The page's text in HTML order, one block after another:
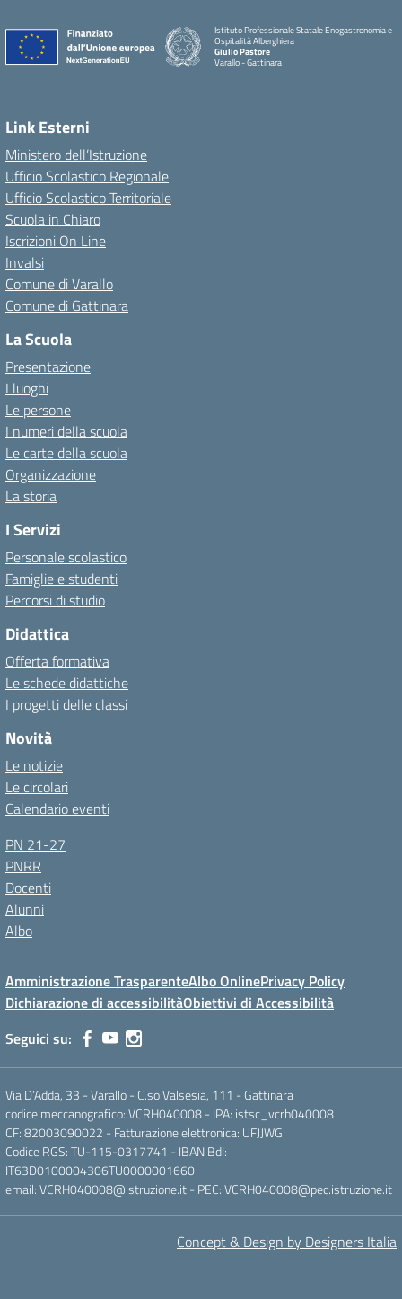
Istituto Professionale Statale Enogastronomia e
Ospitalità Alberghiera
Giulio Pastore
Varallo - Gattinara
Link Esterni
Ministero dell’Istruzione
Ufficio Scolastico Regionale
Ufficio Scolastico Territoriale
Scuola in Chiaro
Iscrizioni On Line
Invalsi
Comune di Varallo
Comune di Gattinara
La Scuola
Presentazione
I luoghi
Le persone
I numeri della scuola
Le carte della scuola
Organizzazione
La storia
I Servizi
Personale scolastico
Famiglie e studenti
Percorsi di studio
Didattica
Offerta formativa
Le schede didattiche
I progetti delle classi
Novità
Le notizie
Le circolari
Calendario eventi
PN 21-27
PNRR
Docenti
Alunni
Albo
Amministrazione TrasparenteAlbo OnlinePrivacy Policy
Dichiarazione di accessibilitàObiettivi di Accessibilità
Seguici su:
Via D’Adda, 33 - Varallo - C.so Valsesia, 111 - Gattinara
codice meccanografico: VCRH040008 - IPA: istsc_vcrh040008
CF: 82003090022 - Fatturazione elettronica: UFJJWG
Codice RGS: TU-115-0317741 - IBAN BdI:
IT63D0100004306TU0000001660
email: VCRH040008@istruzione.it - PEC: VCRH040008@pec.istruzione.it
Concept & Design by Designers Italia